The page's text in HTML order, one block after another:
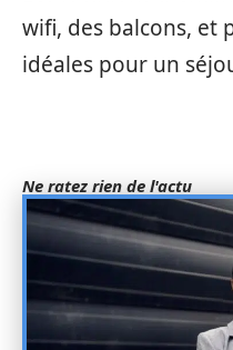
wifi, des balcons, et
idéales pour un
Ne ratez rien de l'actu